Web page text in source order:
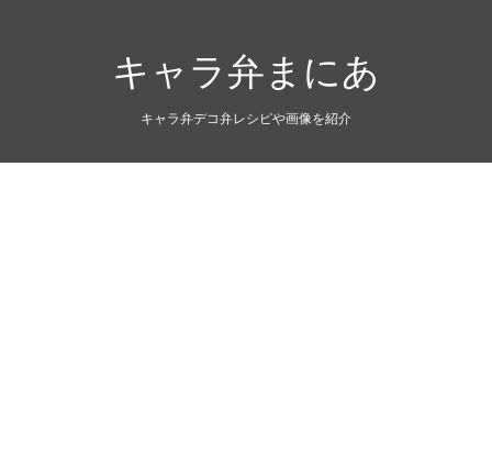
キャラ弁まにあ
キャラ弁デコ弁レシピや画像を紹介